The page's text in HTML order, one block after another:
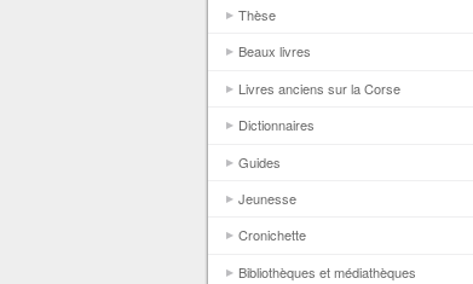
Thèse
Beaux livres
Livres anciens sur la Corse
Dictionnaires
Guides
Jeunesse
Cronichette
Bibliothèques et médiathèques